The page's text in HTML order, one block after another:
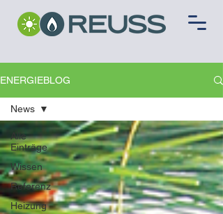
ENERGIEBLOG
Alle
Einträge
Wissen
Referenz
Heizung
News